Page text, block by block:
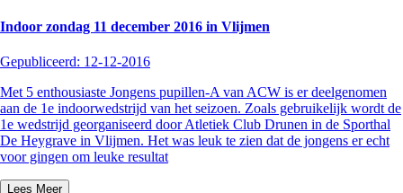
Indoor zondag 11 december 2016 in Vlijmen
Gepubliceerd: 12-12-2016
Met 5 enthousiaste Jongens pupillen-A van ACW is er deelgenomen
aan de 1e indoorwedstrijd van het seizoen. Zoals gebruikelijk wordt de
1e wedstrijd georganiseerd door Atletiek Club Drunen in de Sporthal
De Heygrave in Vlijmen. Het was leuk te zien dat de jongens er echt
voor gingen om leuke resultat
Lees Meer